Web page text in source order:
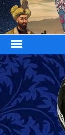
Skip
to
content